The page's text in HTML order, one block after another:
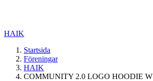
HAIK
Startsida
Föreningar
HAIK
COMMUNITY 2.0 LOGO HOODIE W